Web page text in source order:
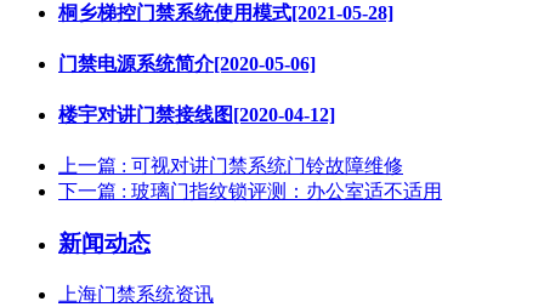
桐乡梯控门禁系统使用模式[2021-05-28]
门禁电源系统简介[2020-05-06]
楼宇对讲门禁接线图[2020-04-12]
上一篇 : 可视对讲门禁系统门铃故障维修
下一篇 : 玻璃门指纹锁评测：办公室适不适用
新闻动态
上海门禁系统资讯